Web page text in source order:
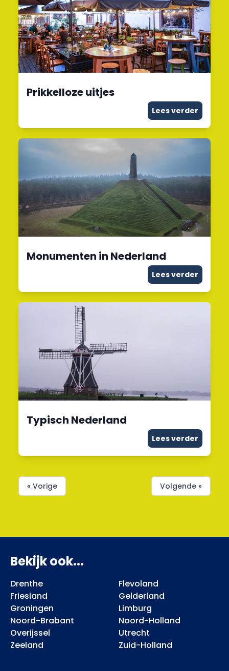
Prikkelloze uitjes
Lees verder
Monumenten in Nederland
Lees verder
Typisch Nederland
Lees verder
« Vorige Volgende »
Bekijk ook...
Drenthe
Flevoland
Friesland
Gelderland
Groningen
Limburg
Noord-Brabant
Noord-Holland
Overijssel
Utrecht
Zeeland
Zuid-Holland